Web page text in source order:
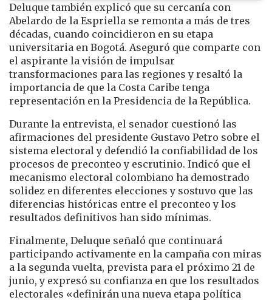
Deluque también explicó que su cercanía con
Abelardo de la Espriella se remonta a más de tres
décadas, cuando coincidieron en su etapa
universitaria en Bogotá. Aseguró que comparte con
el aspirante la visión de impulsar
transformaciones para las regiones y resaltó la
importancia de que la Costa Caribe tenga
representación en la Presidencia de la República.
Durante la entrevista, el senador cuestionó las
afirmaciones del presidente Gustavo Petro sobre el
sistema electoral y defendió la confiabilidad de los
procesos de preconteo y escrutinio. Indicó que el
mecanismo electoral colombiano ha demostrado
solidez en diferentes elecciones y sostuvo que las
diferencias históricas entre el preconteo y los
resultados definitivos han sido mínimas.
Finalmente, Deluque señaló que continuará
participando activamente en la campaña con miras
a la segunda vuelta, prevista para el próximo 21 de
junio, y expresó su confianza en que los resultados
electorales «definirán una nueva etapa política